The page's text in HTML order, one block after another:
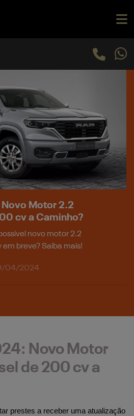
Motor 2.2
cv a Caminho?
novo motor 2.2
em breve? Saiba mais!
04/2024
Novo Motor
de 200 cv a
prestes a receber uma atualização